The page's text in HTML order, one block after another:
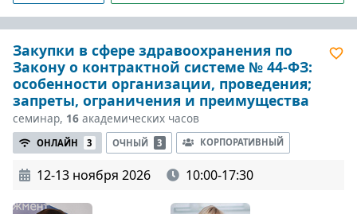
Закупки в сфере здравоохранения по
Закону о контрактной системе № 44-ФЗ:
особенности организации, проведения;
запреты, ограничения и преимущества
семинар, 16 академических часов
ОНЛАЙН 3 ОЧНЫЙ 3 КОРПОРАТИВНЫЙ
12-13 ноября 2026 10:00-17:30